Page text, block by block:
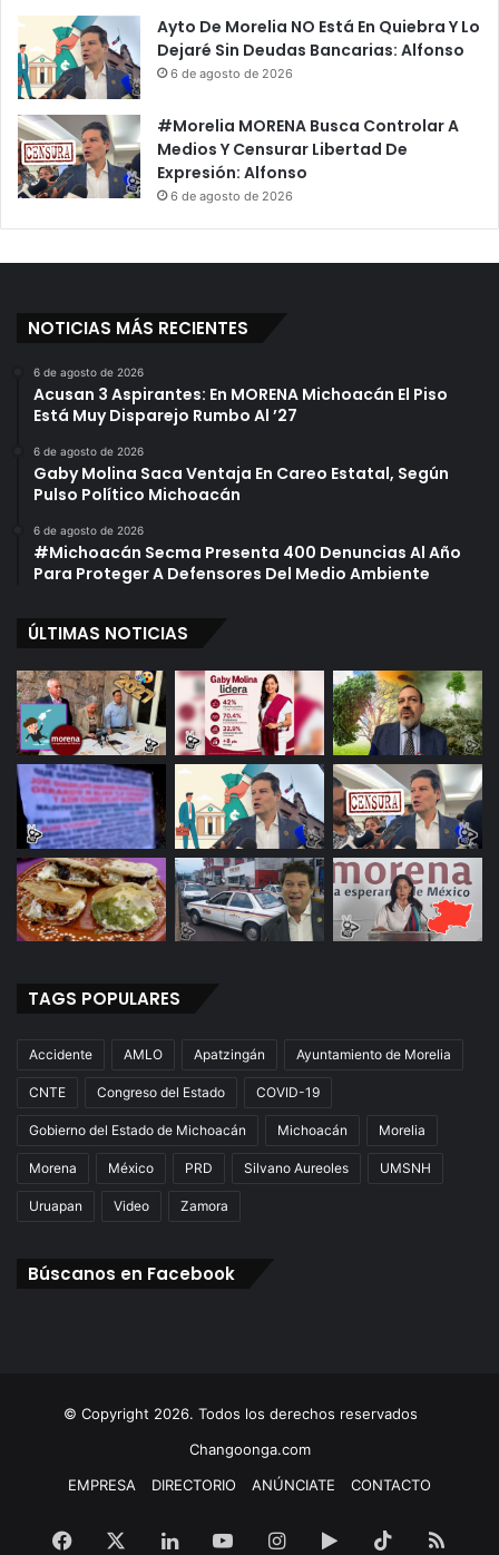
E
x
D
e
V
a
l
e
í
t
r
a
R
e
c
e
t
o
o
h
i
d
r
a
o
s
”
Ayto De Morelia NO Está En Quiebra Y Lo
Dejaré Sin Deudas Bancarias: Alfonso
6 de agosto de 2026
#Morelia MORENA Busca Controlar A
Medios Y Censurar Libertad De
Expresión: Alfonso
6 de agosto de 2026
NOTICIAS MÁS RECIENTES
6 de agosto de 2026
Acusan 3 Aspirantes: En MORENA Michoacán El Piso
Está Muy Disparejo Rumbo Al ’27
6 de agosto de 2026
Gaby Molina Saca Ventaja En Careo Estatal, Según
Pulso Político Michoacán
6 de agosto de 2026
#Michoacán Secma Presenta 400 Denuncias Al Año
Para Proteger A Defensores Del Medio Ambiente
ÚLTIMAS NOTICIAS
TAGS POPULARES
Accidente AMLO Apatzingán Ayuntamiento de Morelia
CNTE Congreso del Estado COVID-19
Gobierno del Estado de Michoacán Michoacán Morelia
Morena México PRD Silvano Aureoles UMSNH
Uruapan Video Zamora
Búscanos en Facebook
© Copyright 2026. Todos los derechos reservados
Changoonga.com
EMPRESA
DIRECTORIO ANÚNCIATE CONTACTO
Facebook LinkedInYouTubeInstagram
Google TikTok